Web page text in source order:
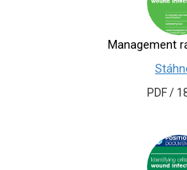
Management
PDF /